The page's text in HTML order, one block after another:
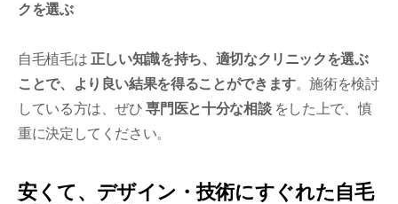
クを選ぶ
自毛植毛は 正しい知識を持ち、適切なクリニックを選ぶ
ことで、より良い結果を得ることができます。施術を検討
している方は、ぜひ専門医と十分な相談をした上で、慎
重に決定してください。
安くて、デザイン・技術にすぐれた自毛